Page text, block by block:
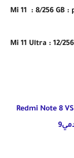
مقارنة بين هاتف | Redmi Note 8 VS